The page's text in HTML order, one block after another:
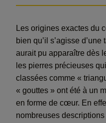
Les origines exactes du
bien qu’il s’agisse
aurait pu apparaître dès
les pierres précieuses
classées comme «
« gouttes » ont été à un
en forme de cœur. En
nombreuses